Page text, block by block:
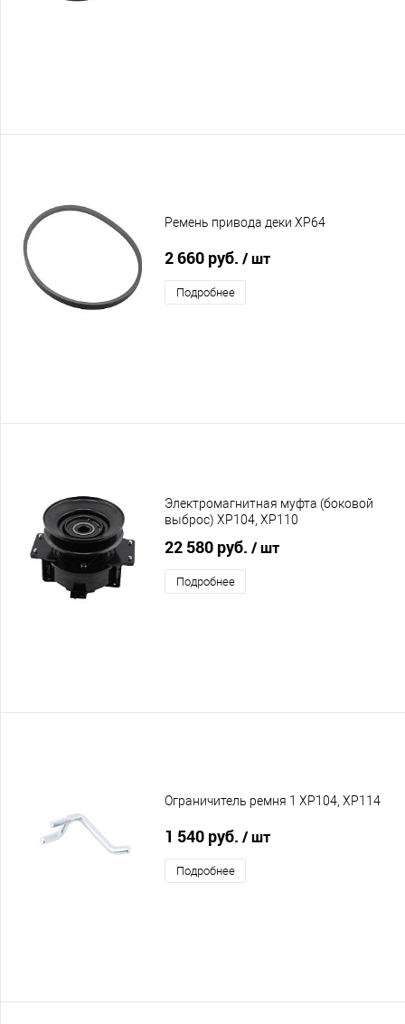
Ремень привода деки XP64
2 660 руб. / шт
Подробнее
Электромагнитная муфта (боковой
выброс) XP104, XP110
22 580 руб. / шт
Подробнее
Ограничитель ремня 1 XP104, XP114
1 540 руб. / шт
Подробнее